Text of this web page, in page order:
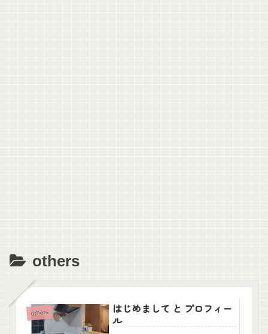
others
others
はじめまして と プロフィー
ル